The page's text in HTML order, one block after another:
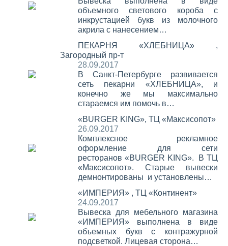
объемного светового короба с
инкрустацией букв из молочного
акрила с нанесением…
ПЕКАРНЯ «ХЛЕБНИЦА» ,
Загородный пр-т
28.09.2017
В Санкт-Петербурге развивается
сеть пекарни «ХЛЕБНИЦА», и
конечно же мы максимально
стараемся им помочь в…
«BURGER KING», ТЦ «Максисопот»
26.09.2017
Комплексное рекламное
оформление для сети
ресторанов «BURGER KING». В ТЦ
«Максисопот». Старые вывески
демнонтированы и установлены…
«ИМПЕРИЯ» , ТЦ «Континент»
24.09.2017
Вывеска для мебельного магазина
«ИМПЕРИЯ» выполнена в виде
объемных букв с контражурной
подсветкой. Лицевая сторона…